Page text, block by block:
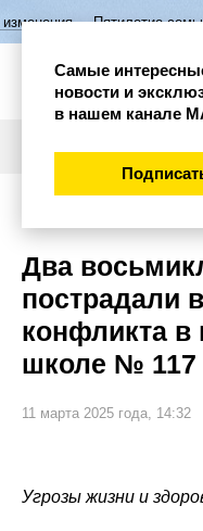
Пятилетие семьи в
Два
пострадали
конфликта в
школе № 117
11 марта 2025 года, 14:32
Угрозы жизни и
Самые
новости и
в нашем канале